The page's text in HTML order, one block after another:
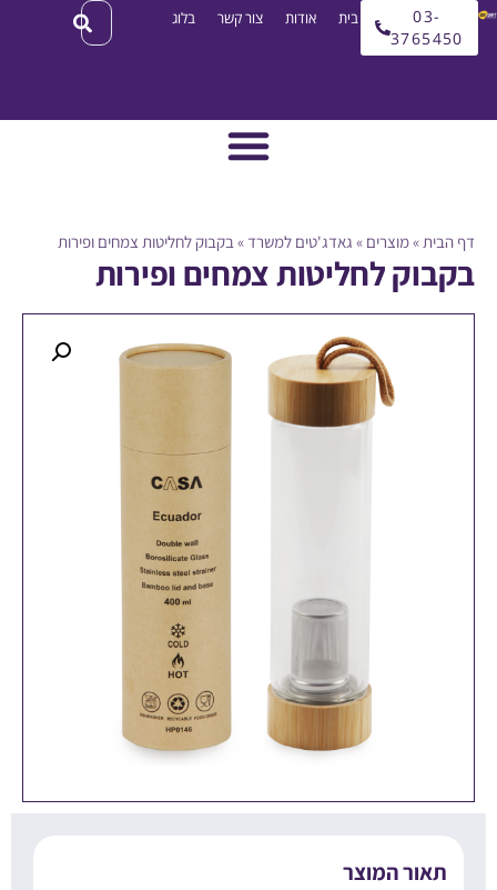
עמוד בית אודות צור קשר בלוג
»מוצרים»גאדג'טים למשרד» בקבוק לחליטות צמחים ופירות
לחליטות צמחים ופירות
המוצר